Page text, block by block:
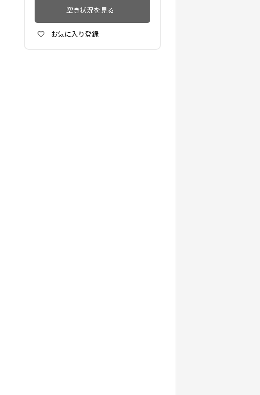
空き状況を見る
お気に入り登録